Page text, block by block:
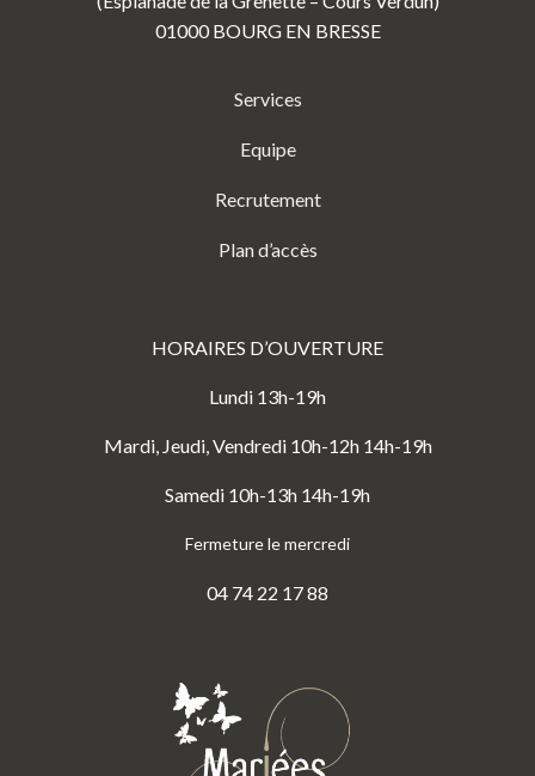
01000 BOURG EN BRESSE
Services
Equipe
Recrutement
Plan d’accès
HORAIRES D’OUVERTURE
Lundi 13h-19h
Mardi, Jeudi, Vendredi 10h-12h 14h-19h
Samedi 10h-13h 14h-19h
Fermeture le mercredi
04 74 22 17 88